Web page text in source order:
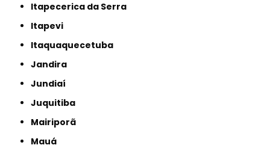
Itapecerica da Serra
Itapevi
Itaquaquecetuba
Jandira
Jundiaí
Juquitiba
Mairiporã
Mauá